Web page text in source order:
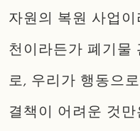
자원의 복원 사업
천이라든가 폐기물
로, 우리가 행동으
결책이 어려운 것